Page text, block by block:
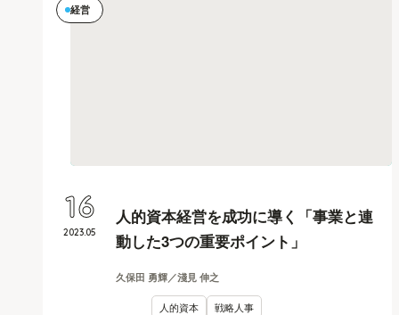
経営
人的資本経営を成功に導く「事業と連
動した3つの重要ポイント」
久保田 勇輝／淺見 伸之
人的資本 戦略人事
2023.05
16